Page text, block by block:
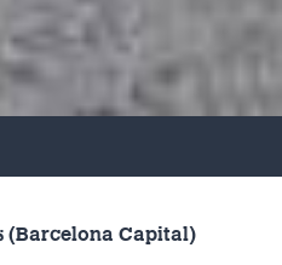
(Barcelona Capital)